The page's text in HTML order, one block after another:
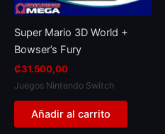
Super Mario 3D World +
Bowser’s Fury
₡31.500,00
Juegos Nintendo Switch
Añadir al carrito